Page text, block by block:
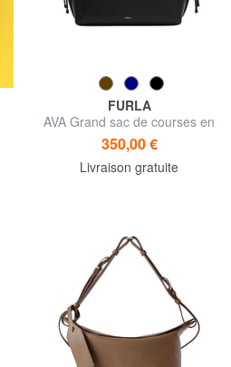
FURLA
AVA Grand sac de courses en
cuir
350,00 €
Livraison gratuite